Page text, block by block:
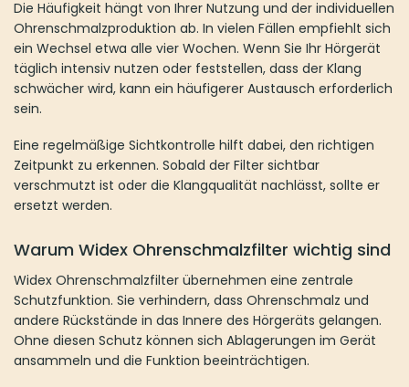
Die Häufigkeit hängt von Ihrer Nutzung und der individuellen
Ohrenschmalzproduktion ab. In vielen Fällen empfiehlt sich
ein Wechsel etwa alle vier Wochen. Wenn Sie Ihr Hörgerät
täglich intensiv nutzen oder feststellen, dass der Klang
schwächer wird, kann ein häufigerer Austausch erforderlich
sein.
Eine regelmäßige Sichtkontrolle hilft dabei, den richtigen
Zeitpunkt zu erkennen. Sobald der Filter sichtbar
verschmutzt ist oder die Klangqualität nachlässt, sollte er
ersetzt werden.
Warum Widex Ohrenschmalzfilter wichtig sind
Widex Ohrenschmalzfilter übernehmen eine zentrale
Schutzfunktion. Sie verhindern, dass Ohrenschmalz und
andere Rückstände in das Innere des Hörgeräts gelangen.
Ohne diesen Schutz können sich Ablagerungen im Gerät
ansammeln und die Funktion beeinträchtigen.